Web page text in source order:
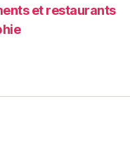
et restaurants